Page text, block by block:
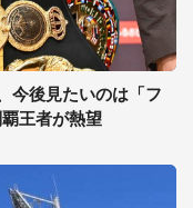
今後見たいのは「フ
王者が熱望